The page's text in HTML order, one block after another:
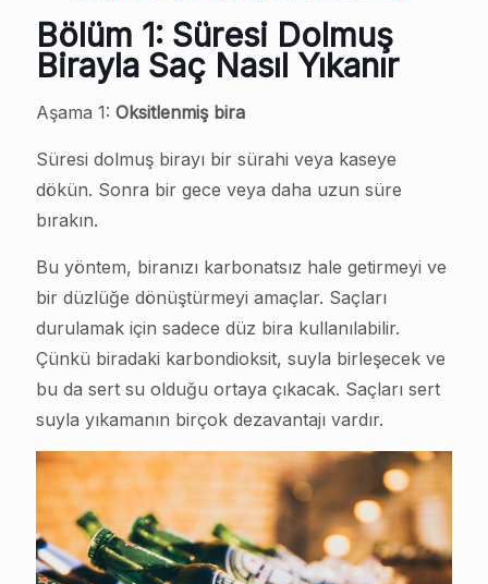
Bölüm 1: Süresi Dolmuş
Birayla Saç Nasıl Yıkanır
Aşama 1: Oksitlenmiş bira
Süresi dolmuş birayı bir sürahi veya kaseye
dökün. Sonra bir gece veya daha uzun süre
bırakın.
Bu yöntem, biranızı karbonatsız hale getirmeyi ve
bir düzlüğe dönüştürmeyi amaçlar. Saçları
durulamak için sadece düz bira kullanılabilir.
Çünkü biradaki karbondioksit, suyla birleşecek ve
bu da sert su olduğu ortaya çıkacak. Saçları sert
suyla yıkamanın birçok dezavantajı vardır.